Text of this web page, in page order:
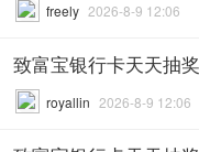
freely 2026-8-9 12:06
致富宝银行卡天天抽
royallin 2026-8-9 12:06